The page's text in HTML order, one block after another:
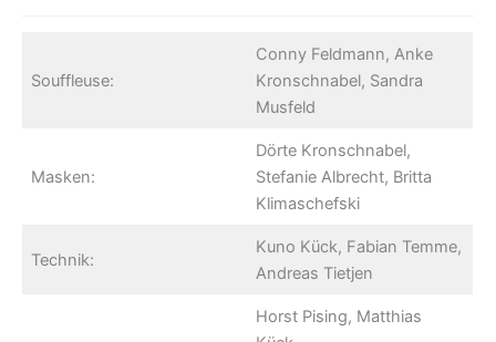
Souffleuse:
Conny Feldmann, Anke
Kronschnabel, Sandra
Musfeld
Masken:
Dörte Kronschnabel,
Stefanie Albrecht, Britta
Klimaschefski
Technik:
Kuno Kück, Fabian Temme,
Andreas Tietjen
Horst Pising, Matthias